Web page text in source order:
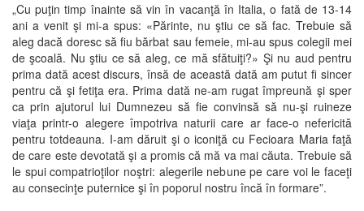
„Cu puţin timp înainte să vin în vacanţă în Italia, o fată de 13-14
ani a venit şi mi-a spus: «Părinte, nu ştiu ce să fac. Trebuie să
aleg dacă doresc să fiu bărbat sau femeie, mi-au spus colegii mei
de şcoală. Nu ştiu ce să aleg, ce mă sfătuiţi?» Şi nu aud pentru
prima dată acest discurs, însă de această dată am putut fi sincer
pentru că şi fetiţa era. Prima dată ne-am rugat împreună şi sper
ca prin ajutorul lui Dumnezeu să fie convinsă să nu-şi ruineze
viaţa printr-o alegere împotriva naturii care ar face-o nefericită
pentru totdeauna. I-am dăruit şi o iconiţă cu Fecioara Maria faţă
de care este devotată şi a promis că mă va mai căuta. Trebuie să
le spui compatrioţilor noştri: alegerile nebune pe care voi le faceţi
au consecinţe puternice şi în poporul nostru încă în formare”.